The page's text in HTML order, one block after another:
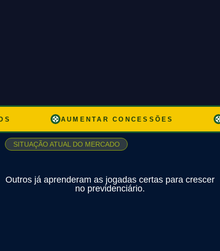
AUMENTAR CONCESSÕES
SITUAÇÃO ATUAL DO MERCADO
Outros já aprenderam as jogadas certas para crescer
no previdenciário.